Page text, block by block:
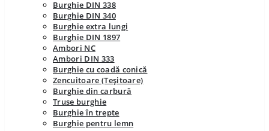
Burghie DIN 338
Burghie DIN 340
Burghie extra lungi
Burghie DIN 1897
Ambori NC
Ambori DIN 333
Burghie cu coadă conică
Zencuitoare (Teșitoare)
Burghie din carbură
Truse burghie
Burghie în trepte
Burghie pentru lemn